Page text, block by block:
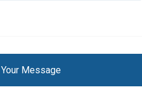
Message